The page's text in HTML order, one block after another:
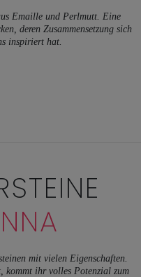
Emaille und Perlmutt. Eine
deren Zusammensetzung sich
inspiriert hat.
mit vielen Eigenschaften.
kommt ihr volles Potenzial zum